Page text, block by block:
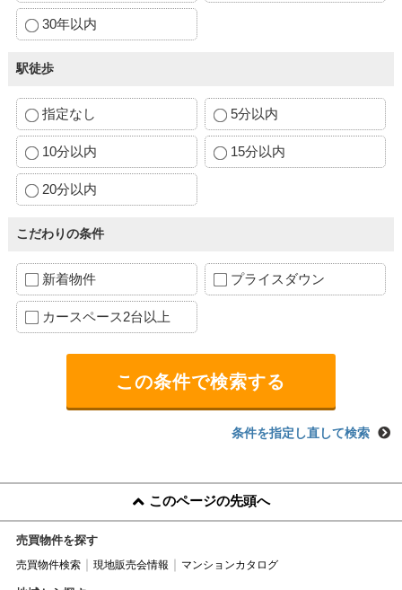
30年以内
駅徒歩
指定なし 5分以内
10分以内 15分以内
20分以内
こだわりの条件
新着物件 プライスダウン
カースペース2台以上
条件を指定し直して検索
このページの先頭へ
売買物件を探す
売買物件検索 現地販売会情報 マンションカタログ